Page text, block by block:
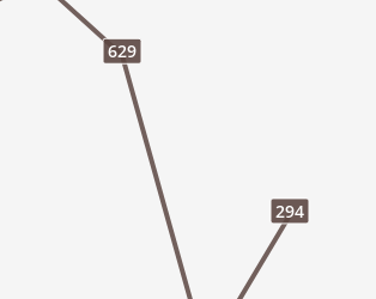
629
294